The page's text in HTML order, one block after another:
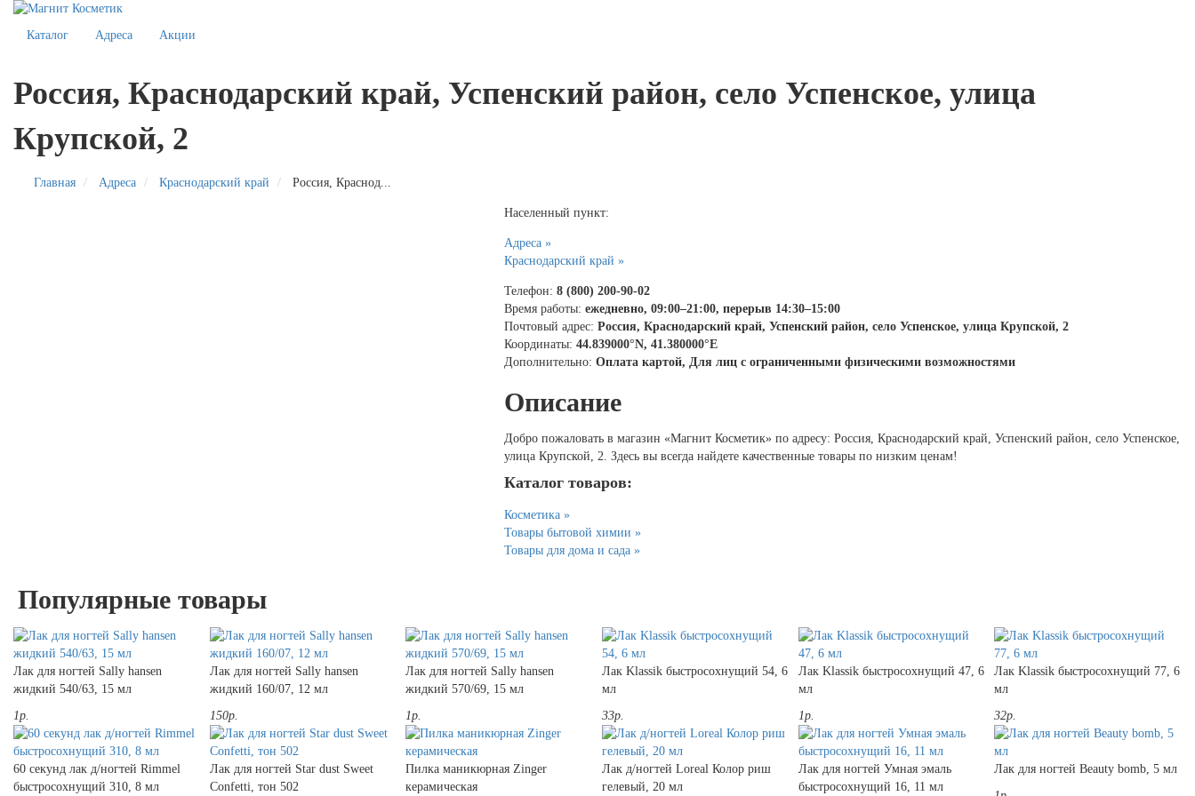
Каталог Адреса Акции
Россия, Краснодарский край, Успенский район, село Успенское, улица
Крупской, 2
Главная Адреса Краснодарский край Россия, Краснод...
Населенный пункт:
Адреса »
Краснодарский край »
Телефон: 8 (800) 200-90-02
Время работы: ежедневно, 09:00–21:00, перерыв 14:30–15:00
Почтовый адрес: Россия, Краснодарский край, Успенский район, село Успенское, улица Крупской, 2
Координаты: 44.839000°N, 41.380000°E
Дополнительно: Оплата картой, Для лиц с ограниченными физическими возможностями
Описание
Добро пожаловать в магазин «Магнит Косметик» по адресу: Россия, Краснодарский край, Успенский район, село Успенское,
улица Крупской, 2. Здесь вы всегда найдете качественные товары по низким ценам!
Каталог товаров:
Косметика »
Товары бытовой химии »
Товары для дома и сада »
Популярные товары
Лак для ногтей Sally hansen
жидкий 540/63, 15 мл
1р.
Лак для ногтей Sally hansen
жидкий 160/07, 12 мл
150р.
Лак для ногтей Sally hansen
жидкий 570/69, 15 мл
1р.
Лак Klassik быстросохнущий 54, 6
мл
33р.
Лак Klassik быстросохнущий 47, 6
мл
1р.
Лак Klassik быстросохнущий 77, 6
мл
32р.
60 секунд лак д/ногтей Rimmel
быстросохнущий 310, 8 мл
Лак для ногтей Star dust Sweet
Confetti, тон 502
Пилка маникюрная Zinger
керамическая
Лак д/ногтей Loreal Колор риш
гелевый, 20 мл
Лак для ногтей Умная эмаль
быстросохнущий 16, 11 мл
Лак для ногтей Beauty bomb, 5 мл